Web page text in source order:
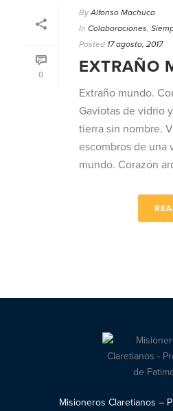
0
By Alfonso Machuca
In Colaboraciones,
Posted 17 agosto, 2017
EXTRAÑO
Extraño mundo.
Gaviotas de vidrio
tierra sin nombre.
escombros de una
mundo. Corazón
Misioneros Claretianos –